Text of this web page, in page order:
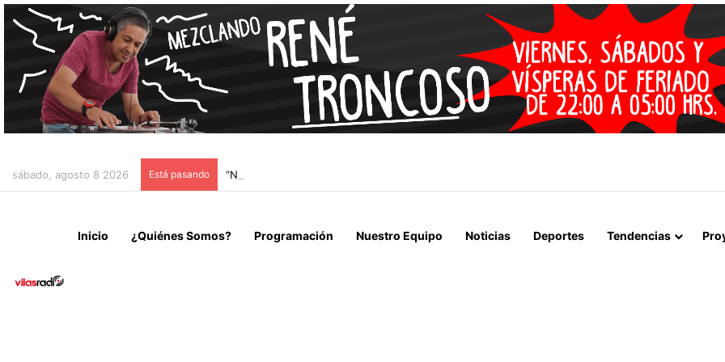
sábado, agosto 8 2026 Está pasando “NO VENIMOS A CELEBRAR LA MUERTE, SINO LA VIDA”: LA EMOTIVA ROMERÍA AL CEMENTERIO
Inicio ¿Quiénes Somos? Programación Nuestro Equipo Noticias Deportes Tendencias